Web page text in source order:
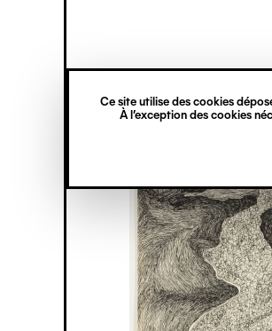
Ce site utilise des cookies
À l’exception des cookies
principal
verticale